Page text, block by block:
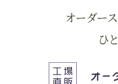
オーダー
ひ